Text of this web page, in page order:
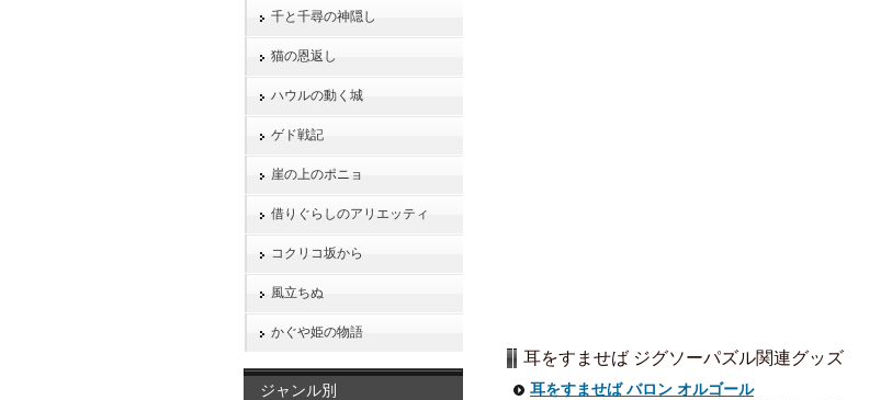
耳をすませば ジグソーパズル関連グッズ
耳をすませば バロン オルゴール
千と千尋の神隠し
猫の恩返し
ハウルの動く城
ゲド戦記
崖の上のポニョ
借りぐらしのアリエッティ
コクリコ坂から
風立ちぬ
かぐや姫の物語
ジャンル別